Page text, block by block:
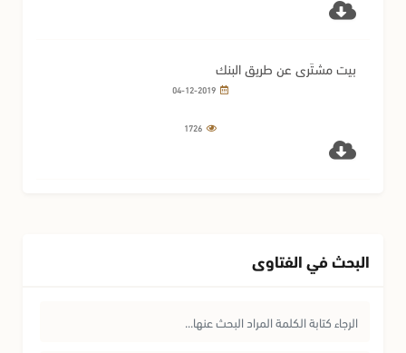
بيت مشتَرى عن طريق البنك
04-12-2019
1726
البحث في الفتاوى